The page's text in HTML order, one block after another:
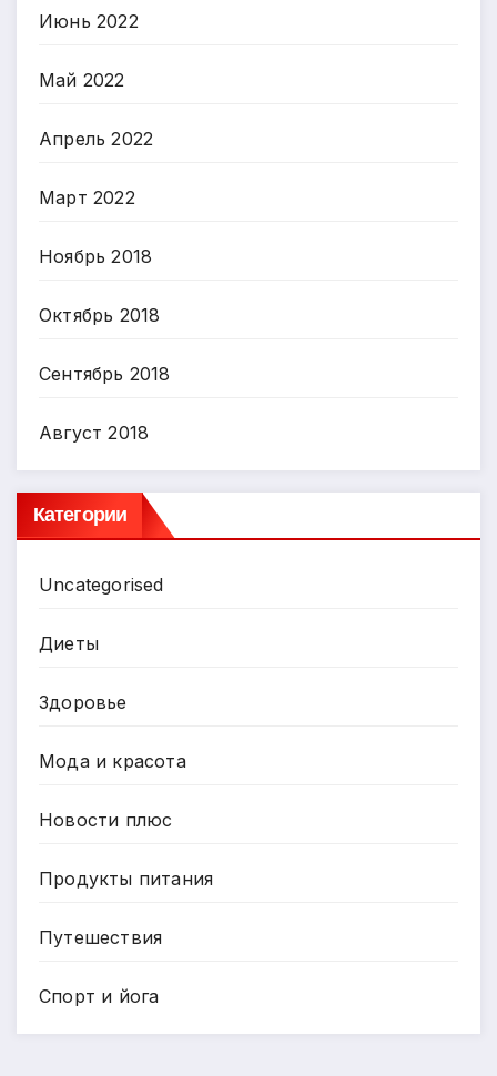
Июнь 2022
Май 2022
Апрель 2022
Март 2022
Ноябрь 2018
Октябрь 2018
Сентябрь 2018
Август 2018
Категории
Uncategorised
Диеты
Здоровье
Мода и красота
Новости плюс
Продукты питания
Путешествия
Спорт и йога